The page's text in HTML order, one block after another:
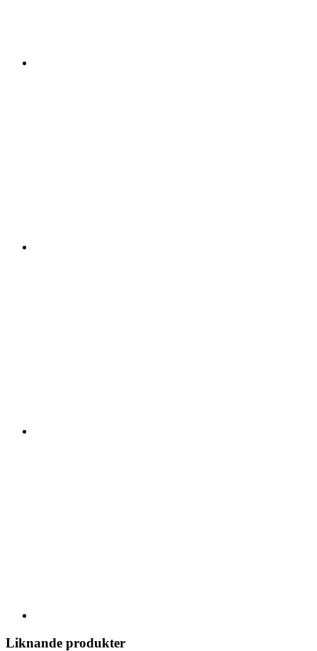
Liknande produkter